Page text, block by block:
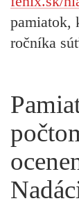
pamiatok,
ročníka